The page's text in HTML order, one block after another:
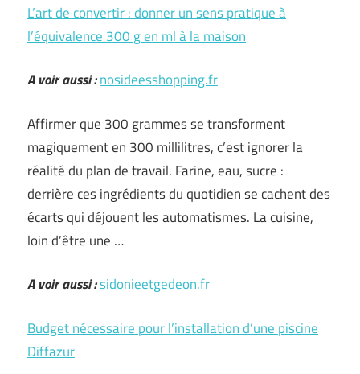
L’art de convertir : donner un sens pratique à
l’équivalence 300 g en ml à la maison
A voir aussi :nosideesshopping.fr
Affirmer que 300 grammes se transforment
magiquement en 300 millilitres, c’est ignorer la
réalité du plan de travail. Farine, eau, sucre :
derrière ces ingrédients du quotidien se cachent des
écarts qui déjouent les automatismes. La cuisine,
loin d’être une …
A voir aussi :sidonieetgedeon.fr
Budget nécessaire pour l’installation d’une piscine
Diffazur